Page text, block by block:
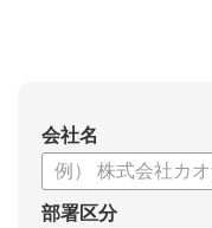
会社名
部署区分